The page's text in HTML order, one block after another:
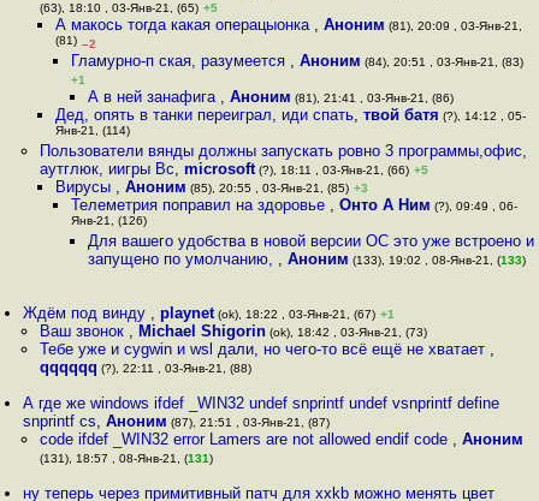
(63), 18:10 , 03-Янв-21, (65) +5
А макось тогда какая операцыонка , Аноним (81), 20:09 , 03-Янв-21,
(81) –2
Гламурно-п ская, разумеется ,Аноним (84), 20:51 , 03-Янв-21, (83)
+1
А в ней занафига , Аноним (81), 21:41 , 03-Янв-21, (86)
Дед, опять в танки переиграл, иди спать, твой батя (?), 14:12 , 05-
Янв-21, (114)
Пользователи вянды должны запускать ровно 3 программы,офис,
аутглюк, иигры Вс, microsoft(?), 18:11 , 03-Янв-21, (66) +5
Вирусы , Аноним (85), 20:55 , 03-Янв-21, (85) +3
Телеметрия поправил на здоровье ,Онто А Ним (?), 09:49 , 06-
Янв-21, (126)
Для вашего удобства в новой версии ОС это уже встроено и
запущено по умолчанию, , Аноним (133), 19:02 , 08-Янв-21, (133)
Ждём под винду ,playnet (ok), 18:22 , 03-Янв-21, (67) +1
Ваш звонок , Michael Shigorin(ok), 18:42 , 03-Янв-21, (73)
Тебе уже и cygwin и wsl дали, но чего-то всё ещё не хватает ,
qqqqqq (?), 22:11 , 03-Янв-21, (88)
А где же windows ifdef _WIN32 undef snprintf undef vsnprintf define
snprintf cs,Аноним (87), 21:51 , 03-Янв-21, (87)
code ifdef _WIN32 error Lamers are not allowed endif code , Аноним
(131), 18:57 , 08-Янв-21, (131)
ну теперь через примитивный патч для xxkb можно менять цвет